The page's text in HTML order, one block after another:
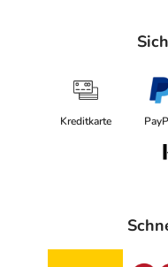
Kreditkarte